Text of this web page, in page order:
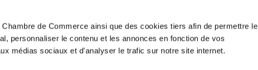
de Commerce ainsi que des cookies tiers afin de permettre le
personnaliser le contenu et les annonces en fonction de vos
médias sociaux et d'analyser le trafic sur notre site internet.
: les Ressources Humaines pouvaient
entreprises, bien au-delà de leur rôle